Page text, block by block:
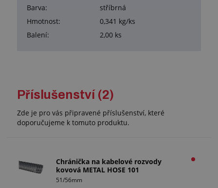
Barva:
stříbrná
Hmotnost:
0,341 kg/ks
Balení:
2,00 ks
Příslušenství (2)
Zde je pro vás připravené příslušenství, které
doporučujeme k tomuto produktu.
Chránička na kabelové rozvody
kovová METAL HOSE 101
51/56mm